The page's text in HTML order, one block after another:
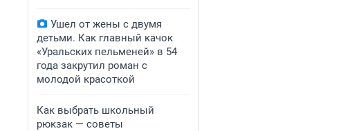
Ушел от жены с двумя
детьми. Как главный качок
«Уральских пельменей» в 54
года закрутил роман с
молодой красоткой
Как выбрать школьный
рюкзак — советы